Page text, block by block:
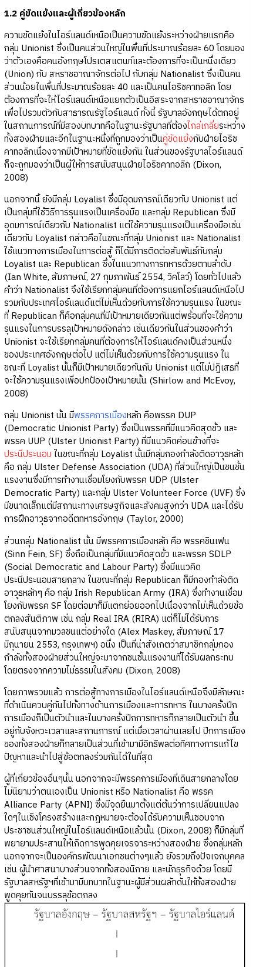
1.2 คู่ขัดแย้งและผู้เกี่ยวข้องหลัก
ความขัดแย้งในไอร์แลนด์เหนือเป็นความขัดแย้งระหว่างฝ่ายแรกคือ
กลุ่ม Unionist ซึ่งเป็นคนส่วนใหญ่ในพื้นที่ประมาณร้อยละ 60 โดยมอง
ว่าตัวเองคือคนอังกฤษโปรเตสแตนท์และต้องการที่จะเป็นหนึ่งเดียว
(Union) กับ สหราชอาณาจักรต่อไป กับกลุ่ม Nationalist ซึ่งเป็นคน
ส่วนน้อยในพื้นที่ประมาณร้อยละ 40 และเป็นคนไอริชคาทอลิก โดย
ต้องการที่จะให้ไอร์แลนด์เหนือแยกตัวเป็นอิสระจากสหราชอาณาจักร
เพื่อไปรวมตัวกับสาธารณรัฐไอร์แลนด์ ทั้งนี้ รัฐบาลอังกฤษได้ตกอยู่
ในสถานการณ์ที่มีสองบทบาทคือในฐานะรัฐบาลที่ต้องไกล่เกลี่ยระหว่าง
ทั้งสองฝ่ายและอีกในฐานะหนึ่งที่ถูกมองว่าเป็นคู่ขัดแย้งกับฝ่ายไอริช
คาทอลิกเนื่องจากมีเป้าหมายที่ขัดแย้งกัน ในส่วนของรัฐบาลไอร์แลนด์
ก็จะถูกมองว่าเป็นผู้ให้การสนับสนุนฝ่ายไอริชคาทอลิก (Dixon,
2008)
นอกจากนี้ ยังมีกลุ่ม Loyalist ซึ่งมีอุดมการณ์เดียวกับ Unionist แต่
เป็นกลุ่มที่ใช้วิธีการรุนแรงเป็นเครื่องมือ และกลุ่ม Republican ซึ่งมี
อุดมการณ์เดียวกับ Nationalist แต่ใช้ความรุนแรงเป็นเครื่องมือเช่น
เดียวกับ Loyalist กล่าวคือในขณะที่กลุ่ม Unionist และ Nationalist
ใช้แนวทางการเมืองในการต่อสู้ ก็ได้มีการติดต่อสัมพันธ์กับกลุ่ม
Loyalist และ Republican ซึ่งในแนวทางการทหารด้วยตามลำดับ
(Ian White, สัมภาษณ์, 27 กุมภาพันธ์ 2554, วิคโลว์) โดยทั่วไปแล้ว
คำว่า Nationalist จึงใช้เรียกกลุ่มคนที่ต้องการแยกไอร์แลนด์เหนือไป
รวมกับประเทศไอร์แลนด์แต่ไม่เห็นด้วยกับการใช้ความรุนแรง ในขณะ
ที่ Republican ก็คือกลุ่มคนที่มีเป้าหมายเดียวกันแต่พร้อมที่จะใช้ความ
รุนแรงในการบรรลุเป้าหมายดังกล่าว เช่นเดียวกันในส่วนของคำว่า
Unionist จะใช้เรียกกลุ่มคนที่ต้องการให้ไอร์แลนด์คงเป็นส่วนหนึ่ง
ของประเทศอังกฤษต่อไป แต่ไม่เห็นด้วยกับการใช้ความรุนแรง ใน
ขณะที่ Loyalist นั้นก็มีเป้าหมายเดียวกันกับ Unionist แต่ไม่ปฏิเสธที่
จะใช้ความรุนแรงเพื่อปกป้องเป้าหมายนั้น (Shirlow and McEvoy,
2008)
กลุ่ม Unionist นั้น มีพรรคการเมืองหลัก คือพรรค DUP
(Democratic Unionist Party) ซึ่งเป็นพรรคที่มีแนวคิดสุดขั้ว และ
พรรค UUP (Ulster Unionist Party) ที่มีแนวคิดค่อนข้างที่จะ
ประนีประนอม ในขณะที่กลุ่ม Loyalist นั้นมีกลุ่มกองกำลังติดอาวุธหลัก
คือ กลุ่ม Ulster Defense Association (UDA) ที่ส่วนใหญ่เป็นชนชั้น
แรงงานซึ่งมีการทำงานเชื่อมโยงกับพรรค UDP (Ulster
Democratic Party) และกลุ่ม Ulster Volunteer Force (UVF) ซึ่ง
มีขนาดเล็กแต่มีสถานะทางเศรษฐกิจและสังคมสูงกว่า UDA และได้รับ
การฝึกอาวุธจากอดีตทหารอังกฤษ (Taylor, 2000)
ส่วนกลุ่ม Nationalist นั้น มีพรรคการเมืองหลัก คือ พรรคชินเฟน
(Sinn Fein, SF) ซึ่งถือเป็นกลุ่มที่มีแนวคิดสุดขั้ว และพรรค SDLP
(Social Democratic and Labour Party) ซึ่งมีแนวคิด
ประนีประนอมสายกลาง ในขณะที่กลุ่ม Republican ก็มีกองกำลังติด
อาวุธหลักๆ คือ กลุ่ม Irish Republican Army (IRA) ซึ่งทำงานเชื่อม
โยงกับพรรค SF โดยต่อมาก็มีแตกย่อยออกไปเนื่องจากไม่เห็นด้วยข้อ
ตกลงสันติภาพ เช่น กลุ่ม Real IRA (RIRA) แต่ก็ไม่ได้รับการ
สนับสนุนจากมวลชนแต่อย่างใด (Alex Maskey, สัมภาษณ์ 17
มิถุนายน 2553, กรุงเทพฯ) อนึ่ง เป็นที่น่าสังเกตว่าสมาชิกกลุ่มกอง
กำลังทั้งสองฝ่ายส่วนใหญ่จะมาจากชนชั้นแรงงานที่ได้รับผลกระทบ
โดยตรงจากความไม่ธรรมในสังคม (Dixon, 2008)
โดยภาพรวมแล้ว การต่อสู้ทางการเมืองในไอร์แลนด์เหนือจึงมีลักษณะ
ที่ดำเนินควบคู่กันไปทั้งทางด้านการเมืองและการทหาร ในบางครั้งปีก
การเมืองก็เป็นตัวนำและในบางครั้งปีกการทหารก็กลายเป็นตัวนำ ขึ้น
อยู่กับจังหวะเวลาและสถานการณ์ แต่เมื่อเวลาผ่านเลยไป ปีกการเมือง
ของทั้งสองฝ่ายก็กลายเป็นส่วนที่เข้ามามีอิทธิพลต่อทิศทางการแก้ไข
ปัญหาและนำไปสู่ข้อตกลงร่วมกันได้ในที่สุด
ผู้ที่เกี่ยวข้องอื่นๆนั้น นอกจากจะมีพรรคการเมืองที่เดินสายกลางโดย
ไม่นิยามว่าตนเองเป็น Unionist หรือ Nationalist คือ พรรค
Alliance Party (APNI) ซึ่งมีจุดยืนมาตั้งแต่ต้นว่าการเปลี่ยนแปลง
ใดๆในเชิงโครงสร้างและกฎหมายจะต้องได้รับความเห็นชอบจาก
ประชาชนส่วนใหญ่ในไอร์แลนด์เหนือแล้วนั้น (Dixon, 2008) ก็มีกลุ่มที่
พยายามประสานให้เกิดการพูดคุยเจรจาระหว่างสองฝ่าย ซึ่งกลุ่มหลัก
นอกจากจะเป็นองค์กรพัฒนาเอกชนต่างๆแล้ว ยังรวมถึงปัจเจกบุคคล
เช่น ผู้นำศาสนาบางส่วนจากทั้งสองนิกาย และนักธุรกิจด้วย โดยมี
รัฐบาลสหรัฐฯที่เข้ามามีบทบาทในฐานะผู้มีส่วนผลักดันให้ทั้งสองฝ่าย
พูดคุยกันจนบรรลุข้อตกลง